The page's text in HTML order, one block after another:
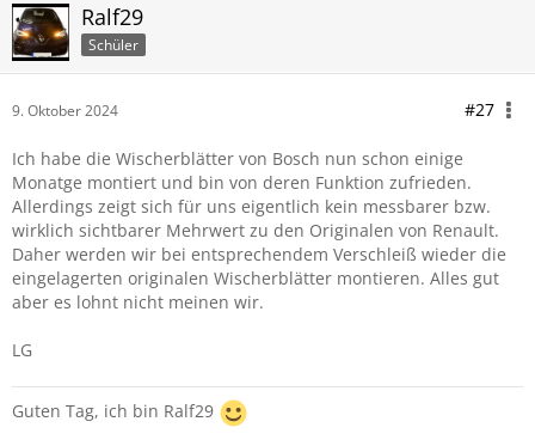
Ralf29
Schüler
9. Oktober 2024 #27
Ich habe die Wischerblätter von Bosch nun schon einige
Monatge montiert und bin von deren Funktion zufrieden.
Allerdings zeigt sich für uns eigentlich kein messbarer bzw.
wirklich sichtbarer Mehrwert zu den Originalen von Renault.
Daher werden wir bei entsprechendem Verschleiß wieder die
eingelagerten originalen Wischerblätter montieren. Alles gut
aber es lohnt nicht meinen wir.
LG
Guten Tag, ich bin Ralf29